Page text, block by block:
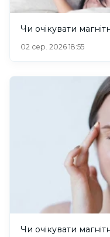
Чи очікувати
02 сер. 2026 18:55
Чи очікувати